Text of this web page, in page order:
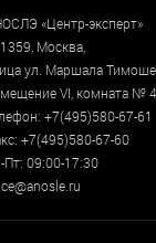
«Центр-эксперт»
Москва
ул. Маршала
VI, комната № 4
+7(495)580-67-61
+7(495)580-67-60
Пт: 09:00-17:30
ce@anosle.ru